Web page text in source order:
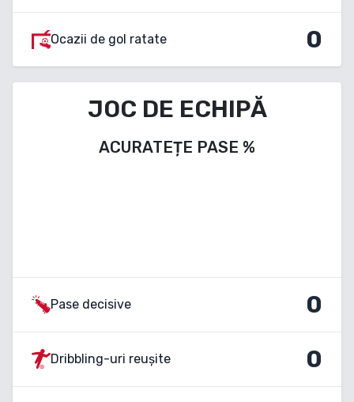
Ocazii de gol ratate 0
JOC DE ECHIPĂ
ACURATEȚE PASE %
Pase decisive 0
Dribbling-uri reușite 0